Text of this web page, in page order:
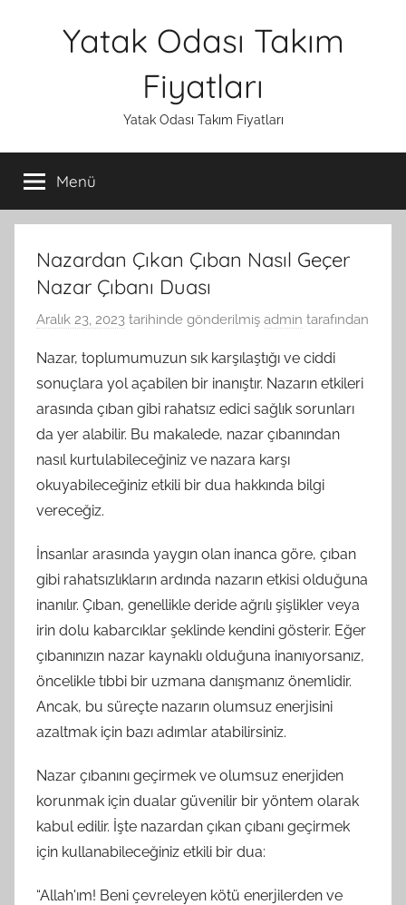
Yatak Odası Takım
Fiyatları
Yatak Odası Takım Fiyatları
Menü
Nazardan Çıkan Çıban Nasıl Geçer
Nazar Çıbanı Duası
Aralık 23, 2023 tarihinde gönderilmiş admin tarafından
Nazar, toplumumuzun sık karşılaştığı ve ciddi
sonuçlara yol açabilen bir inanıştır. Nazarın etkileri
arasında çıban gibi rahatsız edici sağlık sorunları
da yer alabilir. Bu makalede, nazar çıbanından
nasıl kurtulabileceğiniz ve nazara karşı
okuyabileceğiniz etkili bir dua hakkında bilgi
vereceğiz.
İnsanlar arasında yaygın olan inanca göre, çıban
gibi rahatsızlıkların ardında nazarın etkisi olduğuna
inanılır. Çıban, genellikle deride ağrılı şişlikler veya
irin dolu kabarcıklar şeklinde kendini gösterir. Eğer
çıbanınızın nazar kaynaklı olduğuna inanıyorsanız,
öncelikle tıbbi bir uzmana danışmanız önemlidir.
Ancak, bu süreçte nazarın olumsuz enerjisini
azaltmak için bazı adımlar atabilirsiniz.
Nazar çıbanını geçirmek ve olumsuz enerjiden
korunmak için dualar güvenilir bir yöntem olarak
kabul edilir. İşte nazardan çıkan çıbanı geçirmek
için kullanabileceğiniz etkili bir dua:
“Allah'ım! Beni çevreleyen kötü enerjilerden ve